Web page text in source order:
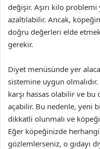
değişir. Aşırı kilo
azaltılabilir. Ancak,
doğru değerleri elde
gerekir.
Diyet menüsünde yer
sistemine uygun
karşı hassas olabilir ve
açabilir. Bu nedenle, yeni
dikkatli olunmalı ve
Eğer köpeğinizde
gözlemlerseniz, o gıdayı